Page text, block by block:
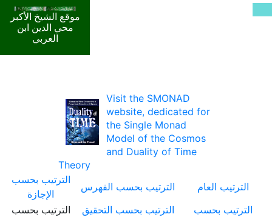
موقع الشيخ الأكبر
محي الدين ابن
العربي
Visit the SMONAD
website, dedicated for
the Single Monad
Model of the Cosmos
and Duality of Time
Theory
الترتيب العام
الترتيب بحسب الفهرس
الترتيب بحسب
الإجازة
الترتيب بحسب
الترتيب بحسب التحقيق
الترتيب بحسب